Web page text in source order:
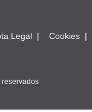
Legal Cookies